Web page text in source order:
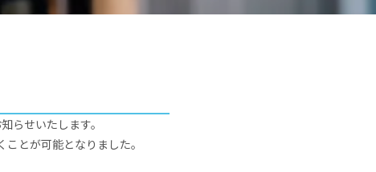
らせいたします。
とが可能となりました。